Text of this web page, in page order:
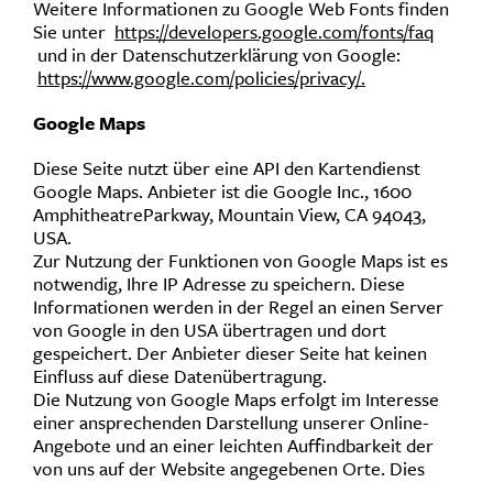
Weitere Informationen zu Google Web Fonts finden
Sie unter https://developers.google.com/fonts/faq
und in der Datenschutzerklärung von Google:
https://www.google.com/policies/privacy/.
Google Maps
Diese Seite nutzt über eine API den Kartendienst
Google Maps. Anbieter ist die Google Inc., 1600
AmphitheatreParkway, Mountain View, CA 94043,
USA.
Zur Nutzung der Funktionen von Google Maps ist es
notwendig, Ihre IP Adresse zu speichern. Diese
Informationen werden in der Regel an einen Server
von Google in den USA übertragen und dort
gespeichert. Der Anbieter dieser Seite hat keinen
Einfluss auf diese Datenübertragung.
Die Nutzung von Google Maps erfolgt im Interesse
einer ansprechenden Darstellung unserer Online-
Angebote und an einer leichten Auffindbarkeit der
von uns auf der Website angegebenen Orte. Dies